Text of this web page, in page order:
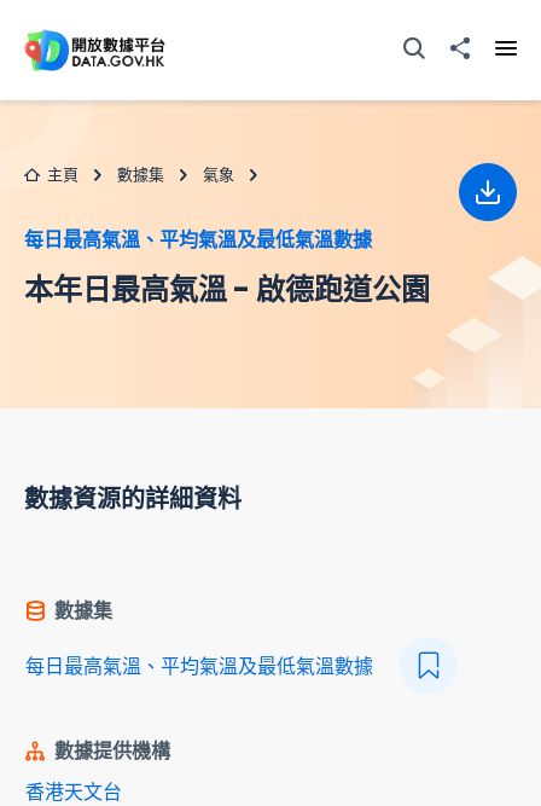
打開搜尋器分享至
主頁 數據集 氣象
每日最高氣溫、平均氣溫及最低氣溫數據
本年日最高氣溫 - 啟德跑道公園
下載
數據資源的詳細資料
數據集
每日最高氣溫、平均氣溫及最低氣溫數據
數據提供機構
香港天文台